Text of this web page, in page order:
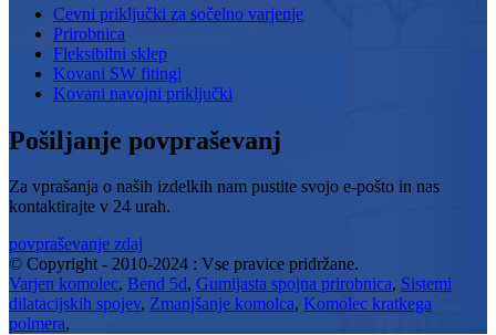
Cevni priključki za sočelno varjenje
Prirobnica
Fleksibilni sklep
Kovani SW fitingi
Kovani navojni priključki
Pošiljanje povpraševanj
Za vprašanja o naših izdelkih nam pustite svojo e-pošto in nas
kontaktirajte v 24 urah.
povpraševanje zdaj
© Copyright - 2010-2024 : Vse pravice pridržane.
Varjen komolec, Bend 5d, Gumijasta spojna prirobnica, Sistemi
dilatacijskih spojev, Zmanjšanje komolca, Komolec kratkega
polmera,